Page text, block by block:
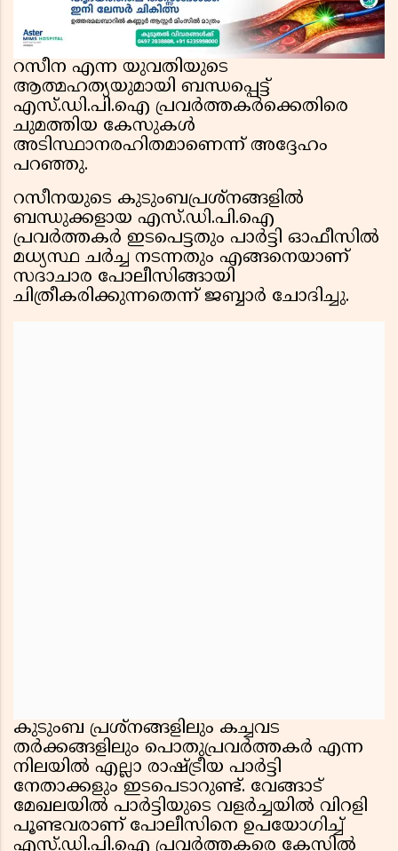
റസീന എന്ന യുവതിയുടെ
ആത്മഹത്യയുമായി ബന്ധപ്പെട്ട്
എസ്.ഡി.പി.ഐ പ്രവർത്തകർക്കെതിരെ
ചുമത്തിയ കേസുകൾ
അടിസ്ഥാനരഹിതമാണെന്ന് അദ്ദേഹം
പറഞ്ഞു.
റസീനയുടെ കുടുംബപ്രശ്നങ്ങളിൽ
ബന്ധുക്കളായ എസ്.ഡി.പി.ഐ
പ്രവർത്തകർ ഇടപെട്ടതും പാർട്ടി ഓഫീസിൽ
മധ്യസ്ഥ ചർച്ച നടന്നതും എങ്ങനെയാണ്
സദാചാര പോലീസിങ്ങായി
ചിത്രീകരിക്കുന്നതെന്ന് ജബ്ബാർ ചോദിച്ചു.
കുടുംബ പ്രശ്നങ്ങളിലും കച്ചവട
തർക്കങ്ങളിലും പൊതുപ്രവർത്തകർ എന്ന
നിലയിൽ എല്ലാ രാഷ്ട്രീയ പാർട്ടി
നേതാക്കളും ഇടപെടാറുണ്ട്. വേങ്ങാട്
മേഖലയിൽ പാർട്ടിയുടെ വളർച്ചയിൽ വിറളി
പൂണ്ടവരാണ് പോലീസിനെ ഉപയോഗിച്ച്
എസ്.ഡി.പി.ഐ പ്രവർത്തകരെ കേസിൽ